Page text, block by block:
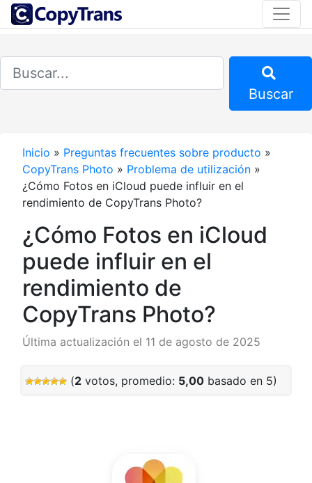
Buscar
Inicio » Preguntas frecuentes sobre producto »
CopyTrans Photo » Problema de utilización »
¿Cómo Fotos en iCloud puede influir en el
rendimiento de CopyTrans Photo?
¿Cómo Fotos en iCloud
puede influir en el
rendimiento de
CopyTrans Photo?
Última actualización el 11 de agosto de 2025
(2votos, promedio: 5,00basado en 5)